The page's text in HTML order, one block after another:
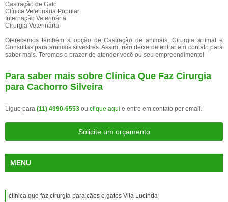
Castração de Gato
Clínica Veterinária Popular
Internação Veterinária
Cirurgia Veterinária
Oferecemos também a opção de Castração de animais, Cirurgia animal e
Consultas para animais silvestres. Assim, não deixe de entrar em contato para
saber mais. Teremos o prazer de atender você ou seu empreendimento!
Para saber mais sobre Clínica Que Faz Cirurgia
para Cachorro Silveira
Ligue para (11) 4990-6553 ou clique aqui e entre em contato por email.
Solicite um orçamento
MENU
clínica que faz cirurgia para cães e gatos Vila Lucinda